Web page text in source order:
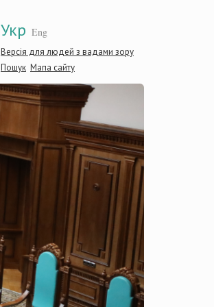
Укр Eng
Версія для людей з вадами зору
Пошук Мапа сайту